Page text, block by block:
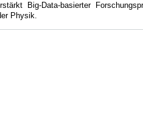
Big-Data-basierter
Physik.